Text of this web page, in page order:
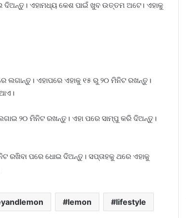
ଏହାମଧ୍ୟ କେଶ ପାଇଁ ଖୁବ ଉତ୍ତମ ଅଟେ। ଏହାକୁ
ଏହାପରେ ଏହାକୁ ୧୫ ରୁ ୨୦ ମିନିଟ ରଖନ୍ତୁ।
୨୦ ମିନିଟ ରଖନ୍ତୁ। ଏହା ପରେ ସାମ୍ପୁ କରି ଦିଅନ୍ତୁ।
ରଖିବା ପରେ ଧୋଇ ଦିଅନ୍ତୁ। ସପ୍ତାହକୁ ଥରେ ଏହାକୁ
lemon lifestyle